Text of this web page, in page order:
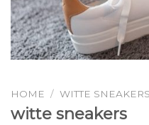
HOME / WITTE SNEAKERS
witte sneakers